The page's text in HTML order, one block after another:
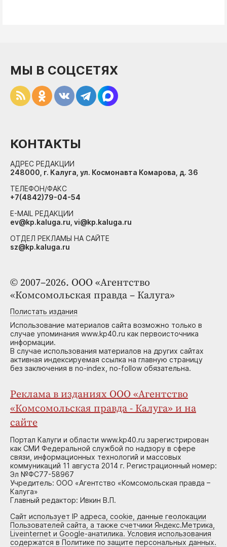
© 2007–2026. ООО «Агентство
«Комсомольская правда – Калуга»
Полистать издания
Использование материалов сайта возможно только в
случае упоминания www.kp40.ru как первоисточника
информации.
В случае использования материалов на других сайтах
активная индексируемая ссылка на главную страницу
без заключения в no-index, no-follow обязательна.
Реклама в изданиях ООО «Агентство
«Комсомольская правда - Калуга» и на
сайте
Портал Калуги и области www.kp40.ru зарегистрирован
как СМИ Федеральной службой по надзору в сфере
связи, информационных технологий и массовых
коммуникаций 11 августа 2014 г. Регистрационный номер:
Эл №ФС77-58967
Учредитель: ООО «Агентство «Комсомольская правда –
Калуга»
Главный редактор: Ивкин В.П.
Сайт использует IP адреса, cookie, данные геолокации
Пользователей сайта, а также счетчики Яндекс.Метрика,
Liveinternet и Google-анатилика. Условия использования
содержатся в Политике по защите персональных данных.
МЫ В СОЦСЕТЯХ
КОНТАКТЫ
АДРЕС РЕДАКЦИИ
248000, г. Калуга, ул. Космонавта Комарова, д. 36
ТЕЛЕФОН/ФАКС
+7(4842)79-04-54
E-MAIL РЕДАКЦИИ
ev@kp.kaluga.ru, vi@kp.kaluga.ru
ОТДЕЛ РЕКЛАМЫ НА САЙТЕ
sz@kp.kaluga.ru